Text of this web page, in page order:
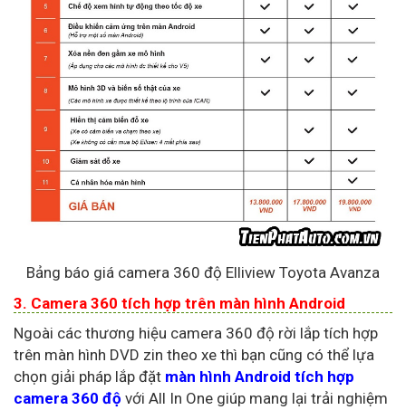
Bảng báo giá camera 360 độ Elliview Toyota Avanza
3. Camera 360 tích hợp trên màn hình Android
Ngoài các thương hiệu camera 360 độ rời lắp tích hợp
trên màn hình DVD zin theo xe thì bạn cũng có thể lựa
chọn giải pháp lắp đặt màn hình Android tích hợp
camera 360 độ với All In One giúp mang lại trải nghiệm